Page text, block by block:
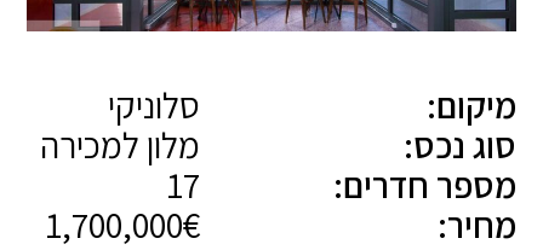
מיקום:
סלוניקי
סוג נכס:
מלון למכירה
מספר חדרים:
מחיר:
1,700,000€